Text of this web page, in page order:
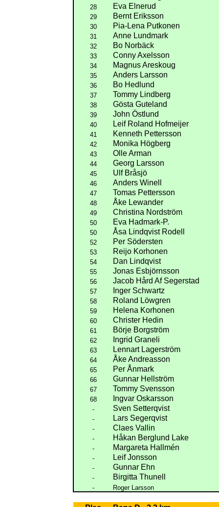
28 Eva Elnerud
29 Bernt Eriksson
30 Pia-Lena Putkonen
31 Anne Lundmark
32 Bo Norbäck
33 Conny Axelsson
34 Magnus Areskoug
35 Anders Larsson
36 Bo Hedlund
37 Tommy Lindberg
38 Gösta Guteland
39 John Östlund
40 Leif Roland Hofmeijer
41 Kenneth Pettersson
42 Monika Högberg
43 Olle Arman
44 Georg Larsson
45 Ulf Bråsjö
46 Anders Winell
47 Tomas Pettersson
48 Åke Lewander
49 Christina Nordström
50 Eva Hadmark-P.
50 Åsa Lindqvist Rodell
52 Per Södersten
53 Reijo Korhonen
54 Dan Lindqvist
55 Jonas Esbjörnsson
56 Jacob Hård Af Segerstad
57 Inger Schwartz
58 Roland Löwgren
59 Helena Korhonen
60 Christer Hedin
61 Börje Borgström
62 Ingrid Graneli
63 Lennart Lagerström
64 Åke Andreasson
65 Per Ånmark
66 Gunnar Hellström
67 Tommy Svensson
68 Ingvar Oskarsson
- Sven Setterqvist
- Lars Segerqvist
- Claes Vallin
- Håkan Berglund Lake
- Margareta Hallmén
- Leif Jonsson
- Gunnar Ehn
- Birgitta Thunell
- Roger Larsson